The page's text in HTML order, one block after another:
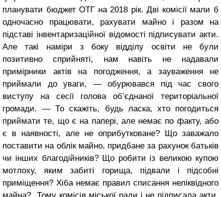
планувати бюджет ОТГ на 2018 рік. Дві комісії мали б
одночасно працювати, рахувати майно і разом на
підставі інвентаризаційної відомості підписувати акти.
Але такі наміри з боку відділу освіти не були
позитивно сприйняті, нам навіть не надавали
примірники актів на погодження, а зауваження не
приймали до уваги, — обурювався під час свого
виступу на сесії голова об’єднаної територіальної
громади. — То скажіть, будь ласка, хто погодиться
приймати те, що є на папері, але немає по факту, або
є в наявності, але не оприбутковане? Що заважало
поставити на облік майно, придбане за рахунок батьків
чи інших благодійників? Що робити із великою купою
мотлоху, яким забиті горища, підвали і підсобні
приміщення? Хіба немає правил списання неліквідного